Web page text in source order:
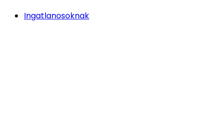
Ingatlanosoknak